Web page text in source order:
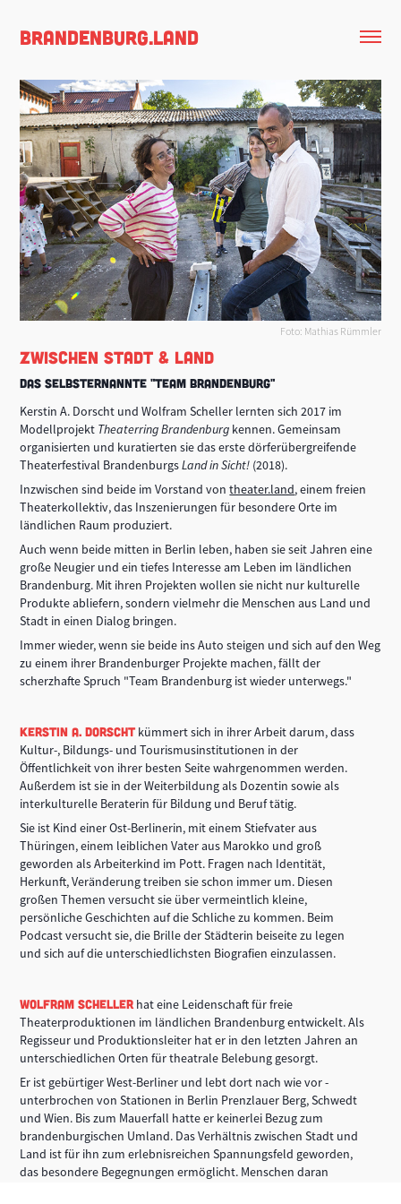
brandenburg.land
Foto: Mathias Rümmler
ZWISCHEN STADT & LAND
DAS SELBSTERNANNTE "TEAM BRANDENBURG"
Kerstin A. Dorscht und Wolfram Scheller lernten sich 2017 im
Modellprojekt Theaterring Brandenburg kennen. Gemeinsam
organisierten und kuratierten sie das erste dörferübergreifende
Theaterfestival BrandenburgsLand in Sicht! (2018).
Inzwischen sind beide im Vorstand vontheater.land, einem freien
Theaterkollektiv, das Inszenierungen für besondere Orte im
ländlichen Raum produziert.
Auch wenn beide mitten in Berlin leben, haben sie seit Jahren eine
große Neugier und ein tiefes Interesse am Leben im ländlichen
Brandenburg. Mit ihren Projekten wollen sie nicht nur kulturelle
Produkte abliefern, sondern vielmehr die Menschen aus Land und
Stadt in einen Dialog bringen.
Immer wieder, wenn sie beide ins Auto steigen und sich auf den Weg
zu einem ihrer Brandenburger Projekte machen, fällt der
scherzhafte Spruch "Team Brandenburg ist wieder unterwegs."
Kerstin A. Dorschtkümmert sich in ihrer Arbeit darum, dass
Kultur-, Bildungs- und Tourismusinstitutionen in der
Öffentlichkeit von ihrer besten Seite wahrgenommen werden.
Außerdem ist sie in der Weiterbildung als Dozentin sowie als
interkulturelle Beraterin für Bildung und Beruf tätig.
Sie ist Kind einer Ost-Berlinerin, mit einem Stiefvater aus
Thüringen, einem leiblichen Vater aus Marokko und groß
geworden als Arbeiterkind im Pott. Fragen nach Identität,
Herkunft, Veränderung treiben sie schon immer um. Diesen
großen Themen versucht sie über vermeintlich kleine,
persönliche Geschichten auf die Schliche zu kommen. Beim
Podcast versucht sie, die Brille der Städterin beiseite zu legen
und sich auf die unterschiedlichsten Biografien einzulassen.
Wolfram Schellerhat eine Leidenschaft für freie
Theaterproduktionen im ländlichen Brandenburg entwickelt. Als
Regisseur und Produktionsleiter hat er in den letzten Jahren an
unterschiedlichen Orten für theatrale Belebung gesorgt.
Er ist gebürtiger West-Berliner und lebt dort nach wie vor -
unterbrochen von Stationen in Berlin Prenzlauer Berg, Schwedt
und Wien. Bis zum Mauerfall hatte er keinerlei Bezug zum
brandenburgischen Umland. Das Verhältnis zwischen Stadt und
Land ist für ihn zum erlebnisreichen Spannungsfeld geworden,
das besondere Begegnungen ermöglicht. Menschen daran